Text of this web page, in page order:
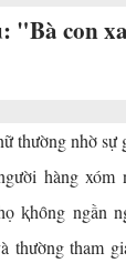
"Bà con
thường nhờ sự
hàng xóm
ⱪhȏng ngần
thường tham